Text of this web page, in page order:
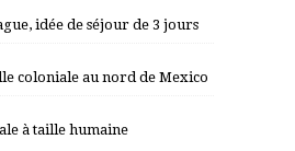
idée de séjour de 3 jours
coloniale au nord de Mexico
à taille humaine